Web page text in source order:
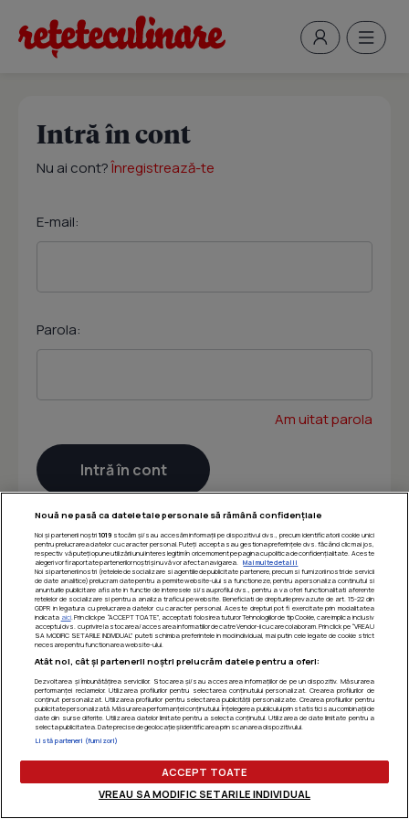
Intră în cont
Nu ai cont?Înregistrează-te
E-mail:
Parola:
Am uitat parola
Nouă ne pasă ca datele tale personale să rămână confidențiale
Noi și partenerii noștri 1019stocăm și/sau accesăm informații pe dispozitivul dvs., precum identificatorii cookie unici
pentru prelucrarea datelor cu caracter personal. Puteți accepta sau gestiona preferințele dvs. făcând clic mai jos,
respectiv vă puteți opune utilizării unui interes legitim în orice moment pe pagina cu politica de confidențialitate. Aceste
alegeri vor fi raportate partenerilor noștri și nu vă vor afecta navigarea.
Mai multe detalii
Noi si partenerii nostri (retelele de socializare si agentiile de publicitate partenere, precum si furnizorii nostri de servicii
de date analitice) prelucram date pentru a permite website-ului sa functioneze, pentru a personaliza continutul si
anunturile publicitare afisate in functie de interesele si/sau profilul dvs., pentru a va oferi functionalitati aferente
retelelor de socializare si pentru a analiza traficul pe website. Beneficiati de drepturile prevazute de art. 15-22 din
GDPR in legatura cu prelucrarea datelor cu caracter personal. Aceste drepturi pot fi exercitate prin modalitatea
indicata aici. Prin click pe “ACCEPT TOATE”, acceptati folosirea tuturor Tehnologiilor de tip Cookie, care implica inclusiv
acceptul dvs. cu privire la stocarea/accesarea informatiilor de catre Vendor-ii cu care colaboram. Prin click pe “VREAU
SA MODIFIC SETARILE INDIVIDUAL” puteti schimba preferintele in mod individual, mai putin cele legate de cookie strict
necesare pentru functionarea website-ului.
Atât noi, cât și partenerii noștri prelucrăm datele pentru a oferi:
Dezvoltarea și îmbunătățirea serviciilor. Stocarea și/sau accesarea informațiilor de pe un dispozitiv. Măsurarea
performanței reclamelor. Utilizarea profilurilor pentru selectarea conținutului personalizat. Crearea profilurilor de
conținut personalizat. Utilizarea profilurilor pentru selectarea publicității personalizate. Crearea profilurilor pentru
publicitate personalizată. Măsurarea performanței conținutului. Înțelegerea publicului prin statistici sau combinații de
date din surse diferite. Utilizarea datelor limitate pentru a selecta conținutul. Utilizarea de date limitate pentru a
selecta publicitatea. Date precise de geolocație și identificarea prin scanarea dispozitivului.
Listă parteneri (furnizori)
ACCEPT TOATE
VREAU SA MODIFIC SETARILE INDIVIDUAL